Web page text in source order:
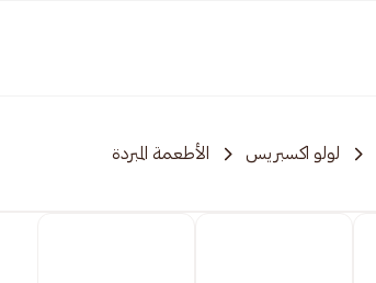
لولو اكسبريس الأطعمة المبردة